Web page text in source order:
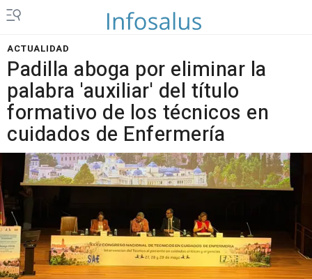
ACTUALIDAD
Padilla aboga por eliminar la
palabra 'auxiliar' del título
formativo de los técnicos en
cuidados de Enfermería